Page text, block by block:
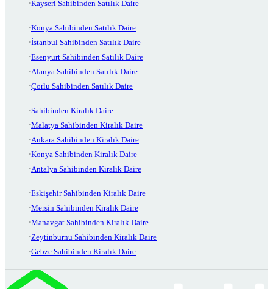
Kayseri Sahibinden Satılık Daire
Konya Sahibinden Satılık Daire
İstanbul Sahibinden Satılık Daire
Esenyurt Sahibinden Satılık Daire
Alanya Sahibinden Satılık Daire
Çorlu Sahibinden Satılık Daire
Sahibinden Kiralık Daire
Malatya Sahibinden Kiralık Daire
Ankara Sahibinden Kiralık Daire
Konya Sahibinden Kiralık Daire
Antalya Sahibinden Kiralık Daire
Eskişehir Sahibinden Kiralık Daire
Mersin Sahibinden Kiralık Daire
Manavgat Sahibinden Kiralık Daire
Zeytinburnu Sahibinden Kiralık Daire
Gebze Sahibinden Kiralık Daire